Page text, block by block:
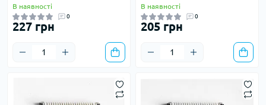
В наявності
0
227 грн
В наявності
0
205 грн